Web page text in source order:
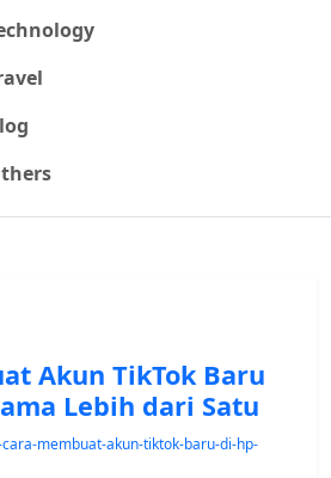
Akun TikTok Baru
Lebih dari Satu
membuat-akun-tiktok-baru-di-hp-